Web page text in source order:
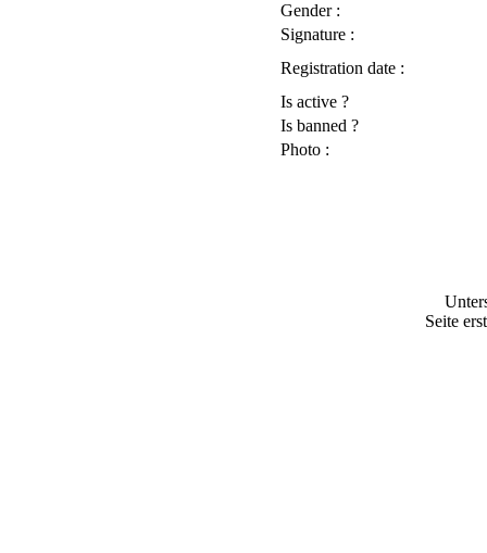
Gender :
Signature :
Registration date :
Is active ?
Is banned ?
Photo :
Seite